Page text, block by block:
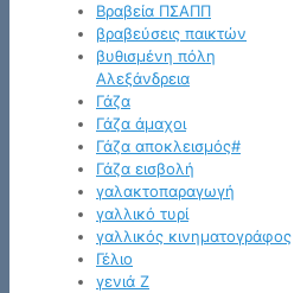
Βραβεία ΠΣΑΠΠ
βραβεύσεις παικτών
βυθισμένη πόλη
Αλεξάνδρεια
Γάζα
Γάζα άμαχοι
Γάζα αποκλεισμός#
Γάζα εισβολή
γαλακτοπαραγωγή
γαλλικό τυρί
γαλλικός κινηματογράφος
Γέλιο
γενιά Z